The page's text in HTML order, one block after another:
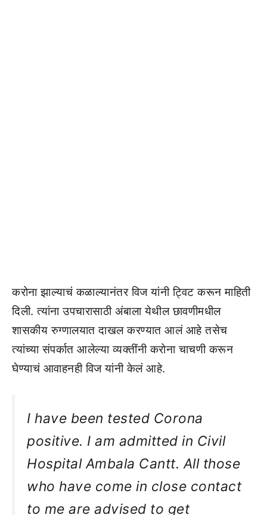
करोना झाल्याचं कळाल्यानंतर विज यांनी ट्विट करून माहिती
दिली. त्यांना उपचारासाठी अंबाला येथील छावणीमधील
शासकीय रुग्णालयात दाखल करण्यात आलं आहे तसेच
त्यांच्या संपर्कात आलेल्या व्यक्तींनी करोना चाचणी करून
घेण्याचं आवाहनही विज यांनी केलं आहे.
I have been tested Corona
positive. I am admitted in Civil
Hospital Ambala Cantt. All those
who have come in close contact
to me are advised to get